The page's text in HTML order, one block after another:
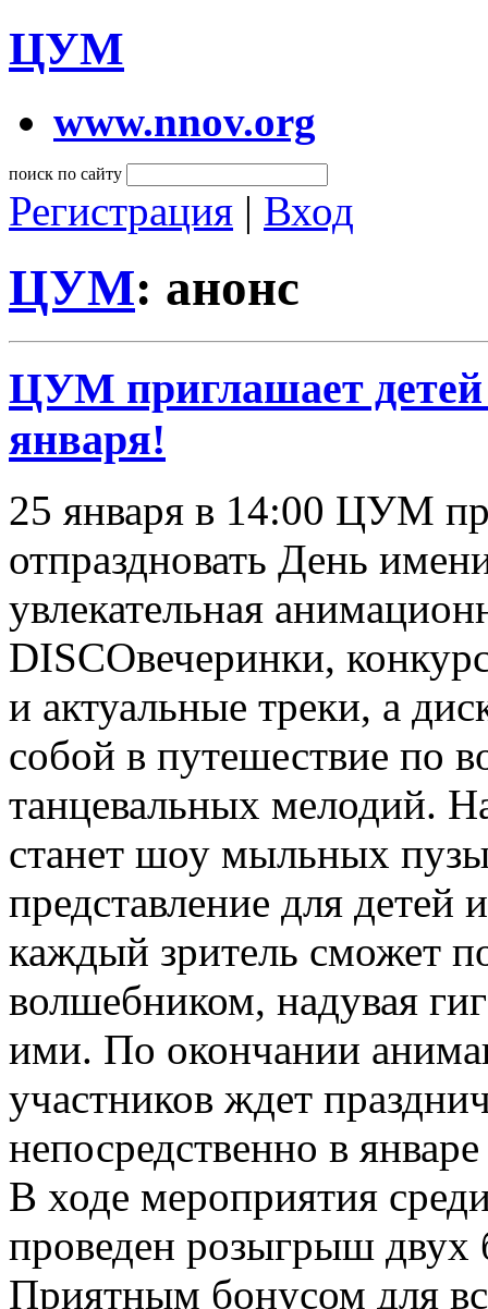
ЦУМ
www.nnov.org
поиск по сайту
Регистрация | Вход
ЦУМ: анонс
ЦУМ приглашает
января!
25 января в 14:00 ЦУМ
отпраздновать День
увлекательная
DISCOвечеринки,
и актуальные треки, а
собой в путешествие по
танцевальных мелодий.
станет шоу мыльных
представление для детей
каждый зритель сможет
волшебником, надувая
ими. По окончании
участников ждет
непосредственно в
В ходе мероприятия
проведен розыгрыш двух
Приятным бонусом для